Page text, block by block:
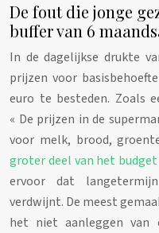
De fout die jonge
buffer van 6
In de dagelijkse drukte
prijzen voor
euro te besteden. Zoals
« De prijzen in de
voor melk, brood,
groter deel van het
ervoor dat
verdwijnt. De meest
het niet aanleggen van